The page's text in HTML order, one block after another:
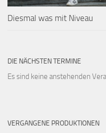
Diesmal was mit Niveau
DIE NÄCHSTEN TERMINE
Es sind keine anstehenden
VERGANGENE PRODUKTIONEN